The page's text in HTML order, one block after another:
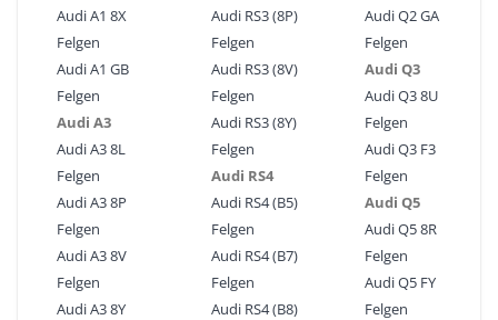
Audi A1 8X
Felgen
Audi A1 GB
Felgen
Audi A3
Audi A3 8L
Felgen
Audi A3 8P
Felgen
Audi A3 8V
Felgen
Audi A3 8Y
Audi RS3 (8P)
Felgen
Audi RS3 (8V)
Felgen
Audi RS3 (8Y)
Felgen
Audi RS4
Audi RS4 (B5)
Felgen
Audi RS4 (B7)
Felgen
Audi RS4 (B8)
Audi Q2 GA
Felgen
Audi Q3
Audi Q3 8U
Felgen
Audi Q3 F3
Felgen
Audi Q5
Audi Q5 8R
Felgen
Audi Q5 FY
Felgen